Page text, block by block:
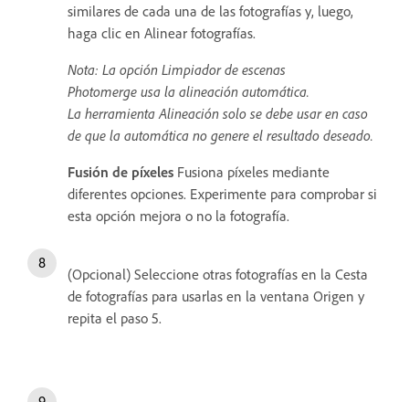
similares de cada una de las fotografías y, luego,
haga clic en Alinear fotografías.
Nota: La opción Limpiador de escenas
Photomerge usa la alineación automática.
La herramienta Alineación solo se debe usar en caso
de que la automática no genere el resultado deseado.
Fusión de píxeles Fusiona píxeles mediante
diferentes opciones. Experimente para comprobar si
esta opción mejora o no la fotografía.
(Opcional) Seleccione otras fotografías en la Cesta
de fotografías para usarlas en la ventana Origen y
repita el paso 5.